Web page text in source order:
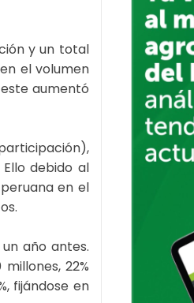
y un total
el volumen
aumentó
debido al
en el
año antes.
22%
fijándose en